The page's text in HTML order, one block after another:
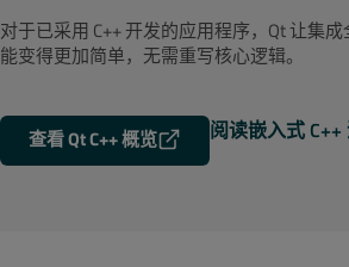
对于已采用 C++ 开发的应用程序，Qt 让集
能变得更加简单，无需重写核心逻辑。
查看 Qt C++ 概览 阅读嵌入式